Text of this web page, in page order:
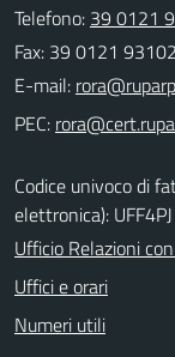
Telefono: 39 0121
Fax: 39 0121 93102
E-mail:
PEC:
Codice univoco di
elettronica): UFF4PJ
Ufficio Relazioni
Uffici e orari
Numeri utili